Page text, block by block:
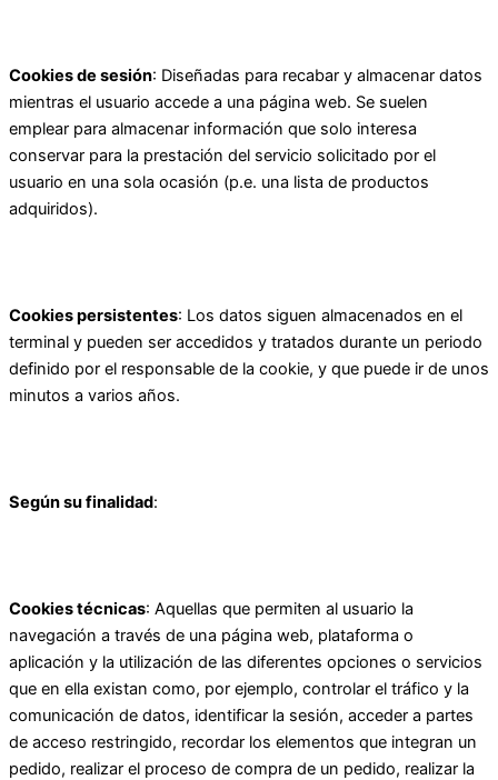
Cookies de sesión: Diseñadas para recabar y almacenar datos
mientras el usuario accede a una página web. Se suelen
emplear para almacenar información que solo interesa
conservar para la prestación del servicio solicitado por el
usuario en una sola ocasión (p.e. una lista de productos
adquiridos).
Cookies persistentes: Los datos siguen almacenados en el
terminal y pueden ser accedidos y tratados durante un periodo
definido por el responsable de la cookie, y que puede ir de unos
minutos a varios años.
Según su finalidad:
Cookies técnicas: Aquellas que permiten al usuario la
navegación a través de una página web, plataforma o
aplicación y la utilización de las diferentes opciones o servicios
que en ella existan como, por ejemplo, controlar el tráfico y la
comunicación de datos, identificar la sesión, acceder a partes
de acceso restringido, recordar los elementos que integran un
pedido, realizar el proceso de compra de un pedido, realizar la